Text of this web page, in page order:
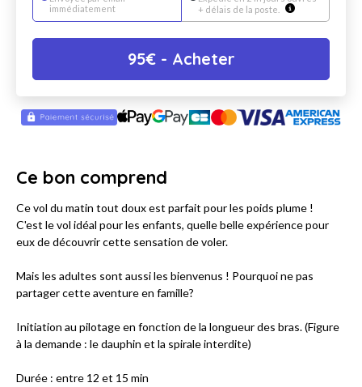
immédiatement
+ délais de la poste.
95€- Acheter
Ce bon comprend
Ce vol du matin tout doux est parfait pour les poids plume !
C'est le vol idéal pour les enfants, quelle belle expérience pour
eux de découvrir cette sensation de voler.
Mais les adultes sont aussi les bienvenus ! Pourquoi ne pas
partager cette aventure en famille?
Initiation au pilotage en fonction de la longueur des bras. (Figure
à la demande : le dauphin et la spirale interdite)
Durée : entre 12 et 15 min